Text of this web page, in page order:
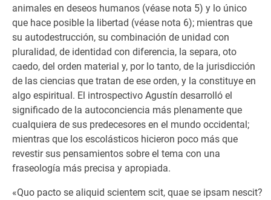
animales en deseos humanos (véase nota 5) y lo único
que hace posible la libertad (véase nota 6); mientras que
su autodestrucción, su combinación de unidad con
pluralidad, de identidad con diferencia, la separa, oto
caedo, del orden material y, por lo tanto, de la jurisdicción
de las ciencias que tratan de ese orden, y la constituye en
algo espiritual. El introspectivo Agustín desarrolló el
significado de la autoconciencia más plenamente que
cualquiera de sus predecesores en el mundo occidental;
mientras que los escolásticos hicieron poco más que
revestir sus pensamientos sobre el tema con una
fraseología más precisa y apropiada.
«Quo pacto se aliquid scientem scit, quae se ipsam nescit?